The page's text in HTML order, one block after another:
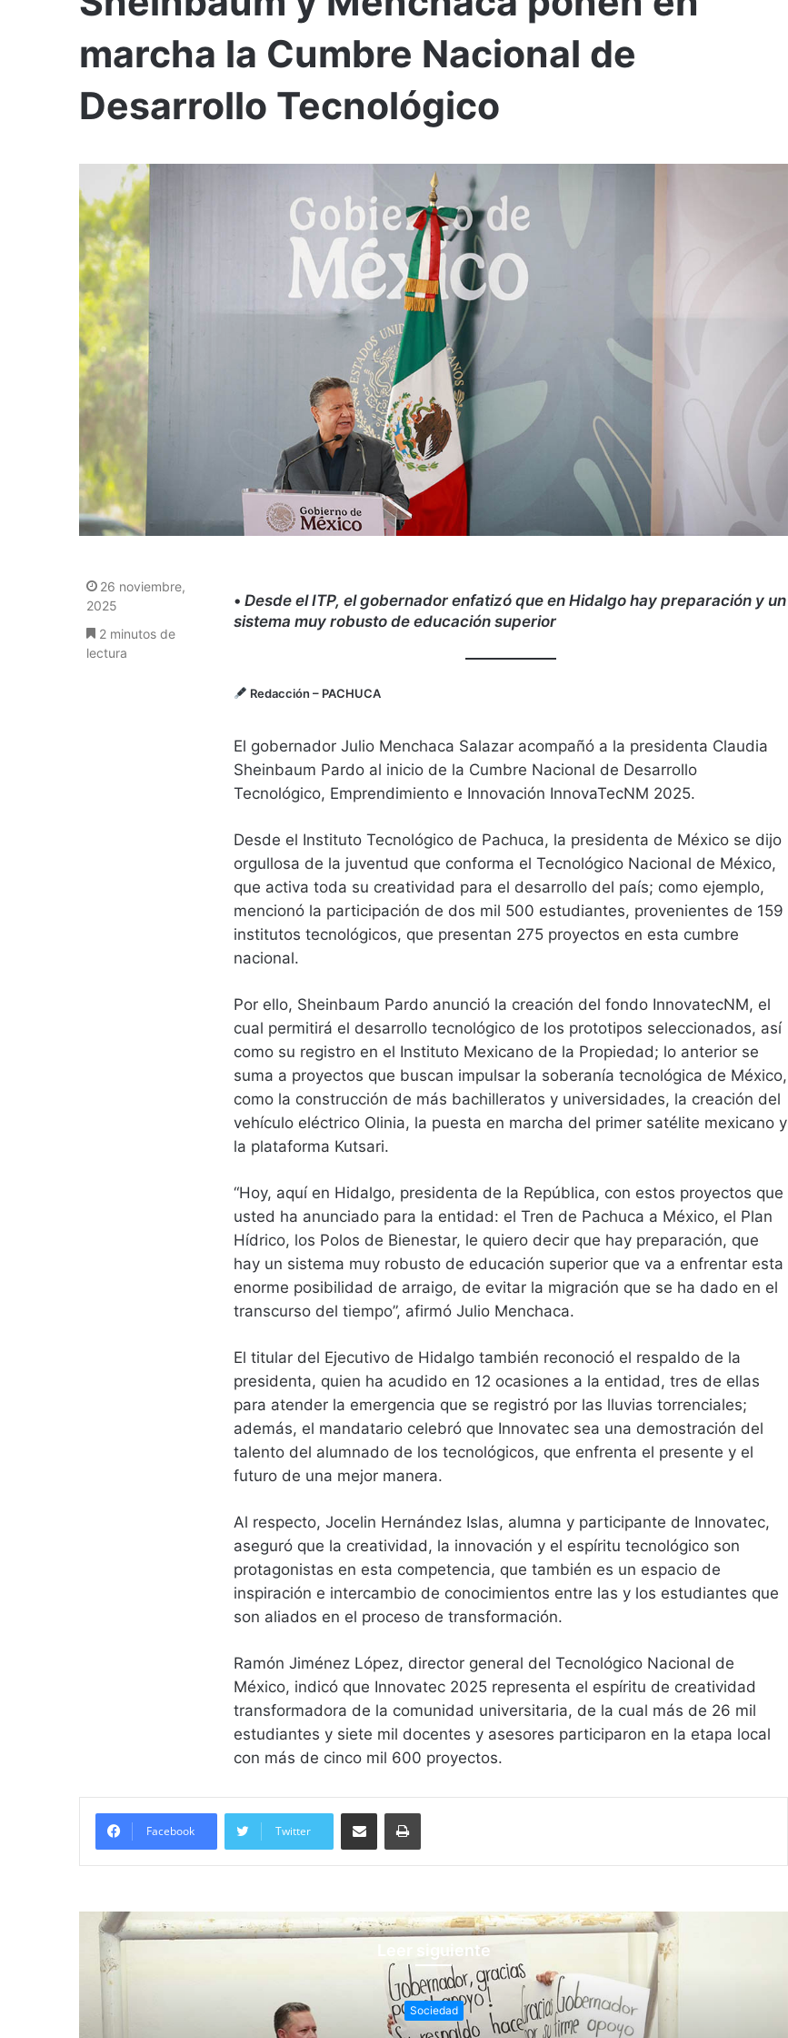
marcha la Cumbre Nacional de
Desarrollo Tecnológico
• Desde el ITP, el gobernador enfatizó que en Hidalgo hay preparación y un
sistema muy robusto de educación superior
Redacción – PACHUCA
El gobernador Julio Menchaca Salazar acompañó a la presidenta Claudia
Sheinbaum Pardo al inicio de la Cumbre Nacional de Desarrollo
Tecnológico, Emprendimiento e Innovación InnovaTecNM 2025.
Desde el Instituto Tecnológico de Pachuca, la presidenta de México se dijo
orgullosa de la juventud que conforma el Tecnológico Nacional de México,
que activa toda su creatividad para el desarrollo del país; como ejemplo,
mencionó la participación de dos mil 500 estudiantes, provenientes de 159
institutos tecnológicos, que presentan 275 proyectos en esta cumbre
nacional.
Por ello, Sheinbaum Pardo anunció la creación del fondo InnovatecNM, el
cual permitirá el desarrollo tecnológico de los prototipos seleccionados, así
como su registro en el Instituto Mexicano de la Propiedad; lo anterior se
suma a proyectos que buscan impulsar la soberanía tecnológica de México,
como la construcción de más bachilleratos y universidades, la creación del
vehículo eléctrico Olinia, la puesta en marcha del primer satélite mexicano y
la plataforma Kutsari.
“Hoy, aquí en Hidalgo, presidenta de la República, con estos proyectos que
usted ha anunciado para la entidad: el Tren de Pachuca a México, el Plan
Hídrico, los Polos de Bienestar, le quiero decir que hay preparación, que
hay un sistema muy robusto de educación superior que va a enfrentar esta
enorme posibilidad de arraigo, de evitar la migración que se ha dado en el
transcurso del tiempo”, afirmó Julio Menchaca.
El titular del Ejecutivo de Hidalgo también reconoció el respaldo de la
presidenta, quien ha acudido en 12 ocasiones a la entidad, tres de ellas
para atender la emergencia que se registró por las lluvias torrenciales;
además, el mandatario celebró que Innovatec sea una demostración del
talento del alumnado de los tecnológicos, que enfrenta el presente y el
futuro de una mejor manera.
Al respecto, Jocelin Hernández Islas, alumna y participante de Innovatec,
aseguró que la creatividad, la innovación y el espíritu tecnológico son
protagonistas en esta competencia, que también es un espacio de
inspiración e intercambio de conocimientos entre las y los estudiantes que
son aliados en el proceso de transformación.
Ramón Jiménez López, director general del Tecnológico Nacional de
México, indicó que Innovatec 2025 representa el espíritu de creatividad
transformadora de la comunidad universitaria, de la cual más de 26 mil
estudiantes y siete mil docentes y asesores participaron en la etapa local
con más de cinco mil 600 proyectos.
26 noviembre,
2025
2 minutos de
lectura
Facebook Twitter
Compartir vía email Imprimir
Leer siguiente
Sociedad